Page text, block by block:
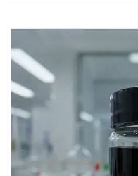
定为核心优势，成为淬火